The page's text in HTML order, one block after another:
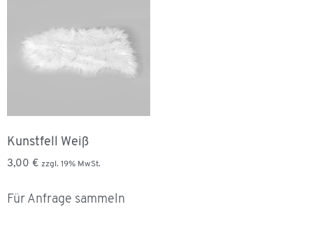
Kunstfell Weiß
3,00 € zzgl. 19% MwSt.
Für Anfrage sammeln